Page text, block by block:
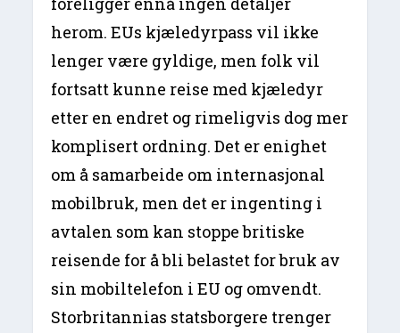
herom. EUs kjæledyrpass vil ikke
lenger være gyldige, men folk vil
fortsatt kunne reise med kjæledyr
etter en endret og rimeligvis dog mer
komplisert ordning. Det er enighet
om å samarbeide om internasjonal
mobilbruk, men det er ingenting i
avtalen som kan stoppe britiske
reisende for å bli belastet for bruk av
sin mobiltelefon i EU og omvendt.
Storbritannias statsborgere trenger